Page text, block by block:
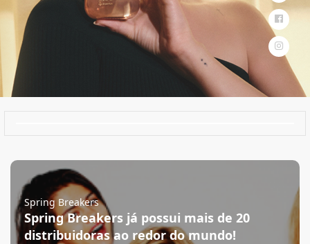
Spring Breakers
Spring Breakers já possui mais de 20
distribuidoras ao redor do mundo!